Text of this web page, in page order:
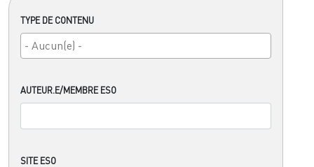
TYPE DE CONTENU
AUTEUR.E/MEMBRE ESO
SITE ESO